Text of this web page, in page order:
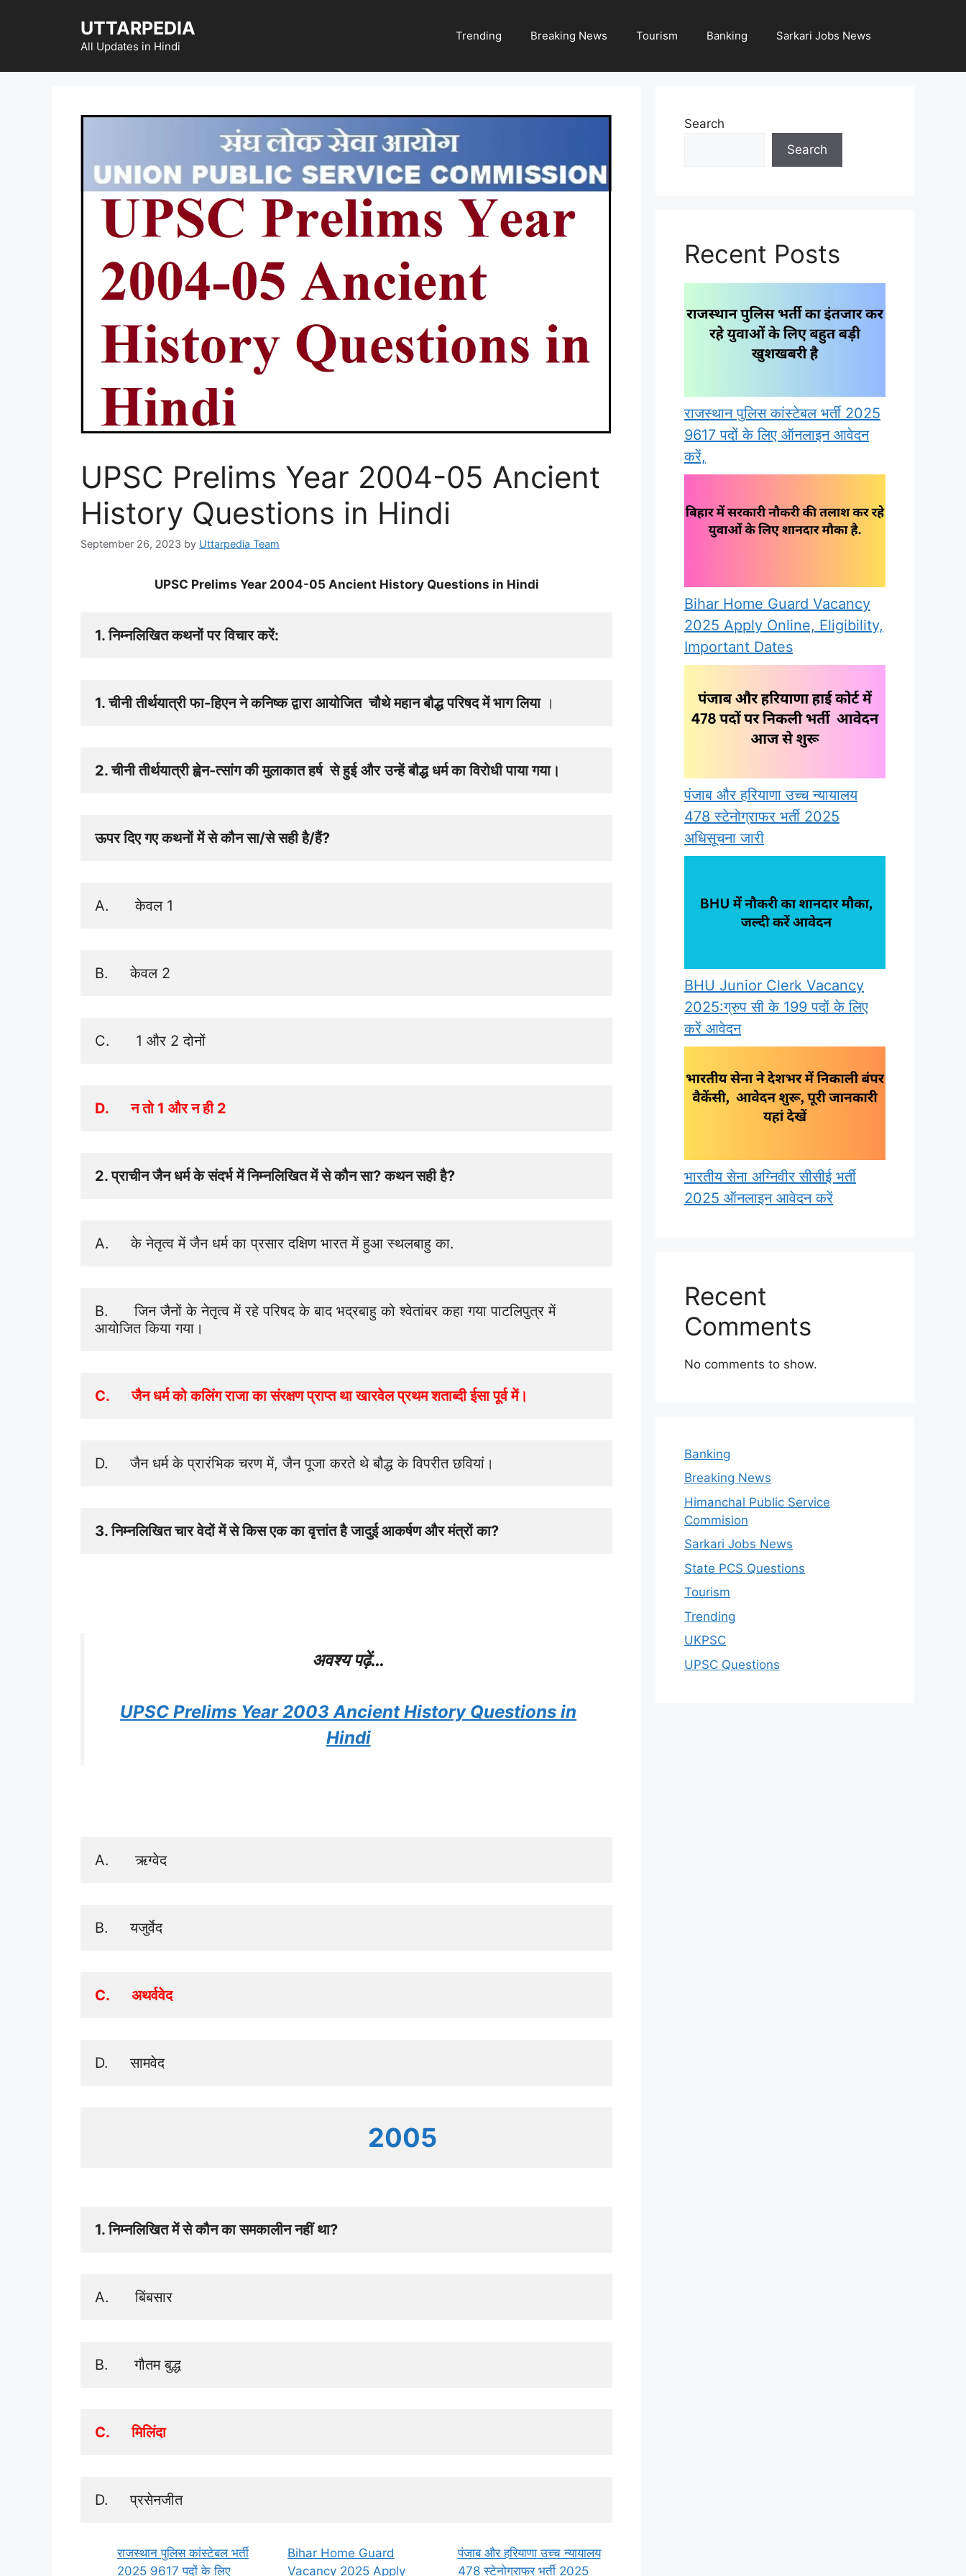
UTTARPEDIA
All Updates in Hindi
Trending Breaking News Tourism Banking Sarkari Jobs News
UPSC Prelims Year 2004-05 Ancient
History Questions in Hindi
September 26, 2023 by Uttarpedia Team
UPSC Prelims Year 2004-05 Ancient History Questions in Hindi
1. निम्नलिखित कथनों पर विचार करें:
1. चीनी तीर्थयात्री फा-हिएन ने कनिष्क द्वारा आयोजित  चौथे महान बौद्ध परिषद में भाग लिया ।
2. चीनी तीर्थयात्री ह्वेन-त्सांग की मुलाकात हर्ष  से हुई और उन्हें बौद्ध धर्म का विरोधी पाया गया।
ऊपर दिए गए कथनों में से कौन सा/से सही है/हैं?
A.      केवल 1
B.     केवल 2
C.      1 और 2 दोनों
D.      न तो 1 और न ही 2
2. प्राचीन जैन धर्म के संदर्भ में निम्नलिखित में से कौन सा? कथन सही है?
A.     के नेतृत्व में जैन धर्म का प्रसार दक्षिण भारत में हुआ स्थलबाहु का.
B.      जिन जैनों के नेतृत्व में रहे परिषद के बाद भद्रबाहु को श्वेतांबर कहा गया पाटलिपुत्र में
आयोजित किया गया।
C.      जैन धर्म को कलिंग राजा का संरक्षण प्राप्त था खारवेल प्रथम शताब्दी ईसा पूर्व में।
D.     जैन धर्म के प्रारंभिक चरण में, जैन पूजा करते थे बौद्ध के विपरीत छवियां।
3. निम्नलिखित चार वेदों में से किस एक का वृत्तांत है जादुई आकर्षण और मंत्रों का?
अवश्य पढ़ें…
UPSC Prelims Year 2003 Ancient History Questions in
Hindi
A.      ऋग्वेद
B.     यजुर्वेद
C.      अथर्ववेद
D.     सामवेद
2005
1. निम्नलिखित में से कौन का समकालीन नहीं था?
A.      बिंबसार
B.      गौतम बुद्ध
C.      मिलिंदा
D.     प्रसेनजीत
राजस्थान पुलिस कांस्टेबल भर्ती
2025 9617 पदों के लिए
Bihar Home Guard
Vacancy 2025 Apply
पंजाब और हरियाणा उच्च न्यायालय
478 स्टेनोग्राफर भर्ती 2025
Search
Search
Recent Posts
राजस्थान पुलिस कांस्टेबल भर्ती 2025
9617 पदों के लिए ऑनलाइन आवेदन
करें,
Bihar Home Guard Vacancy
2025 Apply Online, Eligibility,
Important Dates
पंजाब और हरियाणा उच्च न्यायालय
478 स्टेनोग्राफर भर्ती 2025
अधिसूचना जारी
BHU Junior Clerk Vacancy
2025:ग्रुप सी के 199 पदों के लिए
करें आवेदन
भारतीय सेना अग्निवीर सीसीई भर्ती
2025 ऑनलाइन आवेदन करें
Recent
Comments
No comments to show.
Banking
Breaking News
Himanchal Public Service
Commision
Sarkari Jobs News
State PCS Questions
Tourism
Trending
UKPSC
UPSC Questions